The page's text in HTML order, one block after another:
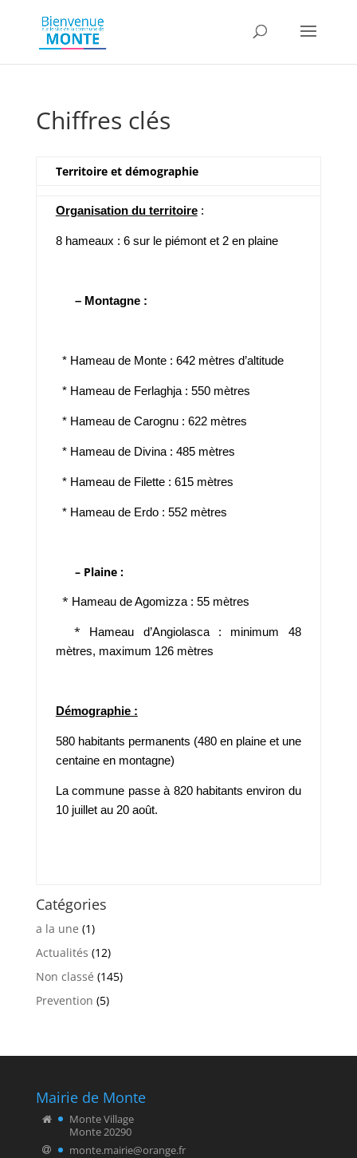
Chiffres clés
Territoire et démographie
Organisation du territoire:
8 hameaux : 6 sur le piémont et 2 en plaine
– Montagne :
*Hameau de Monte : 642 mètres d’altitude
*Hameau de Ferlaghja : 550 mètres
*Hameau de Carognu : 622 mètres
*Hameau de Divina : 485 mètres
*Hameau de Filette : 615 mètres
*Hameau de Erdo : 552 mètres
– Plaine :
* Hameau de Agomizza : 55 mètres
* Hameau d’Angiolasca : minimum 48
mètres, maximum 126 mètres
Démographie :
580 habitants permanents (480 en plaine et une
centaine en montagne)
La commune passe à 820 habitants environ du
10 juillet au 20 août.
Catégories
a la une (1)
Actualités (12)
Non classé (145)
Prevention (5)
Mairie de Monte
Monte Village
Monte 20290
monte.mairie@orange.fr